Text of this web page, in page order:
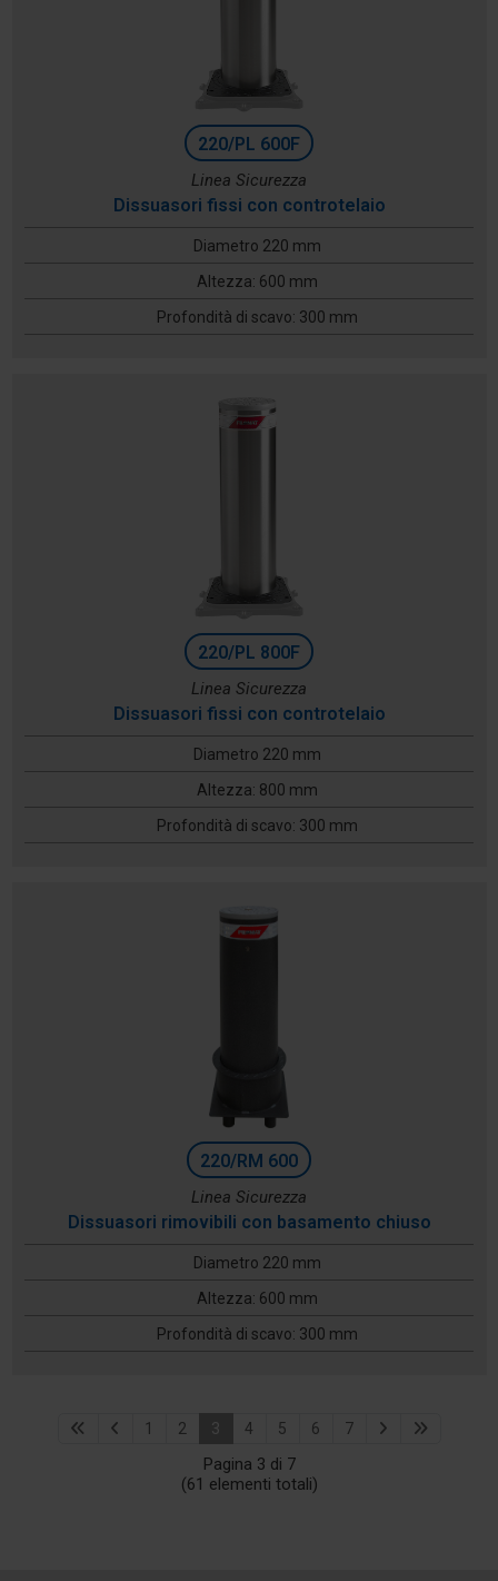
220/PL 600F
Linea Sicurezza
Dissuasori fissi con controtelaio
Diametro 220 mm
Altezza: 600 mm
Profondità di scavo: 300 mm
220/PL 800F
Linea Sicurezza
Dissuasori fissi con controtelaio
Diametro 220 mm
Altezza: 800 mm
Profondità di scavo: 300 mm
220/RM 600
Linea Sicurezza
Dissuasori rimovibili con basamento chiuso
Diametro 220 mm
Altezza: 600 mm
Profondità di scavo: 300 mm
1 2 3 4 5 6 7
Pagina 3 di 7
(61 elementi totali)